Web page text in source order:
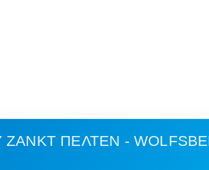
ΖΑΝΚΤ ΠΈΛΤΕΝ -